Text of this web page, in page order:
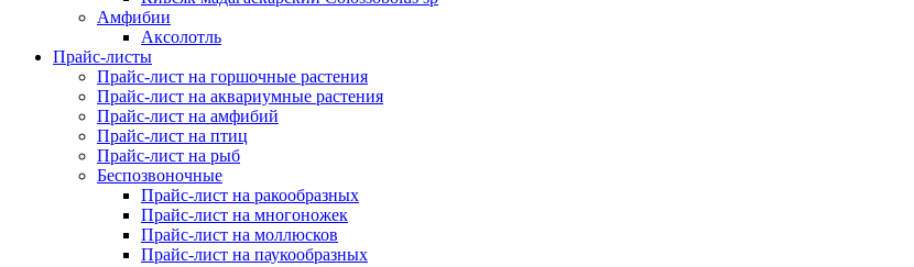
Амфибии
Аксолотль
Прайс-листы
Прайс-лист на горшочные растения
Прайс-лист на аквариумные растения
Прайс-лист на амфибий
Прайс-лист на птиц
Прайс-лист на рыб
Беспозвоночные
Прайс-лист на ракообразных
Прайс-лист на многоножек
Прайс-лист на моллюсков
Прайс-лист на паукообразных